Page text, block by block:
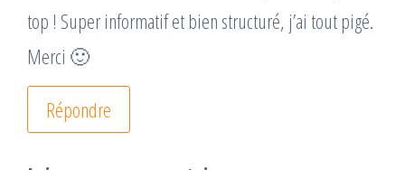
top ! Super informatif et bien structuré, j’ai tout pigé.
Merci 🙂
Répondre